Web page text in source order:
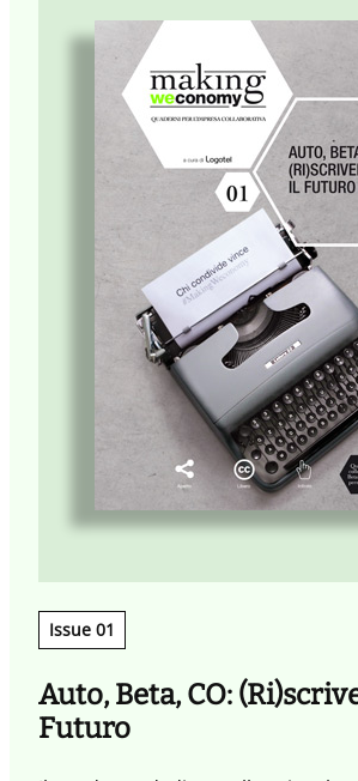
Issue 01
Auto, Beta, CO:
Futuro